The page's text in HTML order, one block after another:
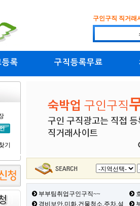
구인구직 직거래
등록 구직등록무료
기
부부팀취업구인구직~~
경비보안.미화.건물청소.주차.설